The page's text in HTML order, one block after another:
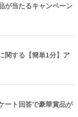
が当たるキャンペーン
関する【簡単1分】ア
ート回答で豪華賞品が